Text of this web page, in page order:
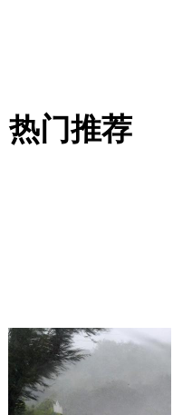
热门推荐